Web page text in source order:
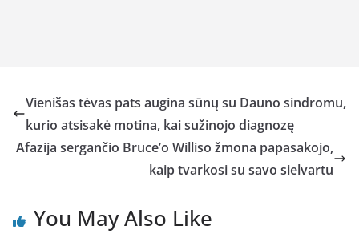
Vienišas tėvas pats augina sūnų su Dauno sindromu,
kurio atsisakė motina, kai sužinojo diagnozę
Afazija sergančio Bruce’o Williso žmona papasakojo,
kaip tvarkosi su savo sielvartu
You May Also Like